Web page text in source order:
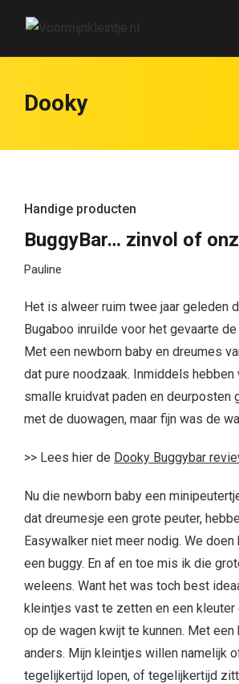
Dooky
Handige producten
BuggyBar… zinvol of
Pauline
Het is alweer ruim twee jaar geleden
Bugaboo inruilde voor het gevaarte
Met een newborn baby en dreumes
dat pure noodzaak. Inmiddels hebben
smalle kruidvat paden en deurposten
met de duowagen, maar fijn was de
>> Lees hier de Dooky Buggybar
Nu die newborn baby een
dat dreumesje een grote peuter,
Easywalker niet meer nodig. We doen
een buggy. En af en toe mis ik die
weleens. Want het was toch best
kleintjes vast te zetten en een kleuter
op de wagen kwijt te kunnen. Met een
anders. Mijn kleintjes willen namelijk
tegelijkertijd lopen, of tegelijkertijd